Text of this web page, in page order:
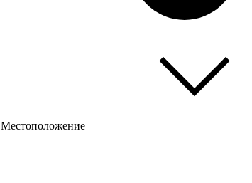
Местоположение